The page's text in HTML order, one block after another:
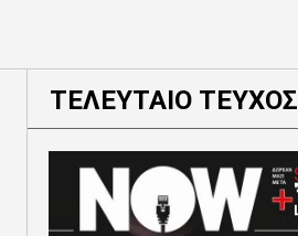
ΤΕΛΕΥΤΑΙΟ ΤΕΥΧΟΣ